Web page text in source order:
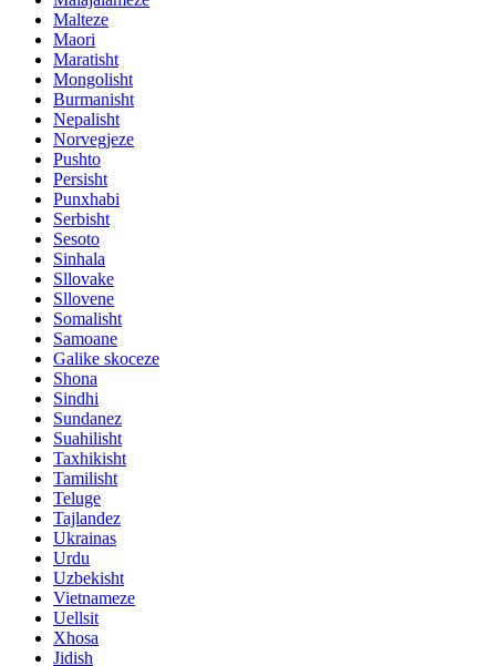
Malteze
Maori
Maratisht
Mongolisht
Burmanisht
Nepalisht
Norvegjeze
Pushto
Persisht
Punxhabi
Serbisht
Sesoto
Sinhala
Sllovake
Sllovene
Somalisht
Samoane
Galike skoceze
Shona
Sindhi
Sundanez
Suahilisht
Taxhikisht
Tamilisht
Teluge
Tajlandez
Ukrainas
Urdu
Uzbekisht
Vietnameze
Uellsit
Xhosa
Jidish